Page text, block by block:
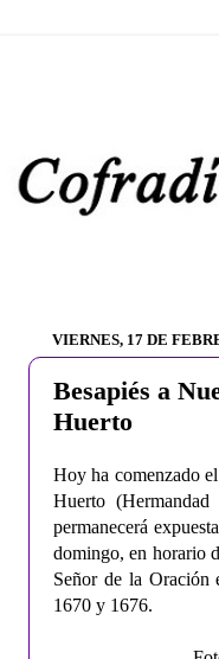
VIERNES, 17 DE
Besapiés a
Huerto
Hoy ha comenzado
Huerto
permanecerá
domingo, en horario
Señor de la Oración
1670 y 1676.